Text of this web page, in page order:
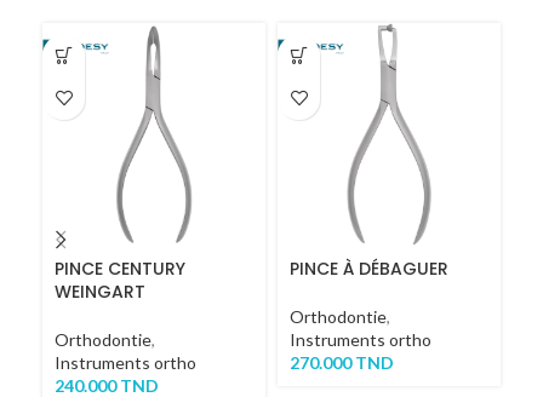
PINCE CENTURY
WEINGART
Orthodontie,
Instruments ortho
240.000TND
PINCE À DÉBAGUER
Orthodontie,
Instruments ortho
270.000TND